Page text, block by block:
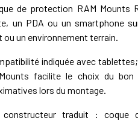
de protection RAM Mounts
un PDA ou un smartphone
ou un environnement terrain.
indiquée avec
facilite le choix du
lors du montage.
constructeur traduit : coque